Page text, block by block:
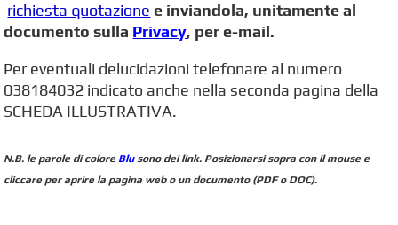
richiesta quotazione e inviandola, unitamente al
documento sulla Privacy, per e-mail.
Per eventuali delucidazioni telefonare al numero
038184032 indicato anche nella seconda pagina della
SCHEDA ILLUSTRATIVA.
N.B. le parole di colore Blu sono dei link. Posizionarsi sopra con il mouse e
cliccare per aprire la pagina web o un documento (PDF o DOC).